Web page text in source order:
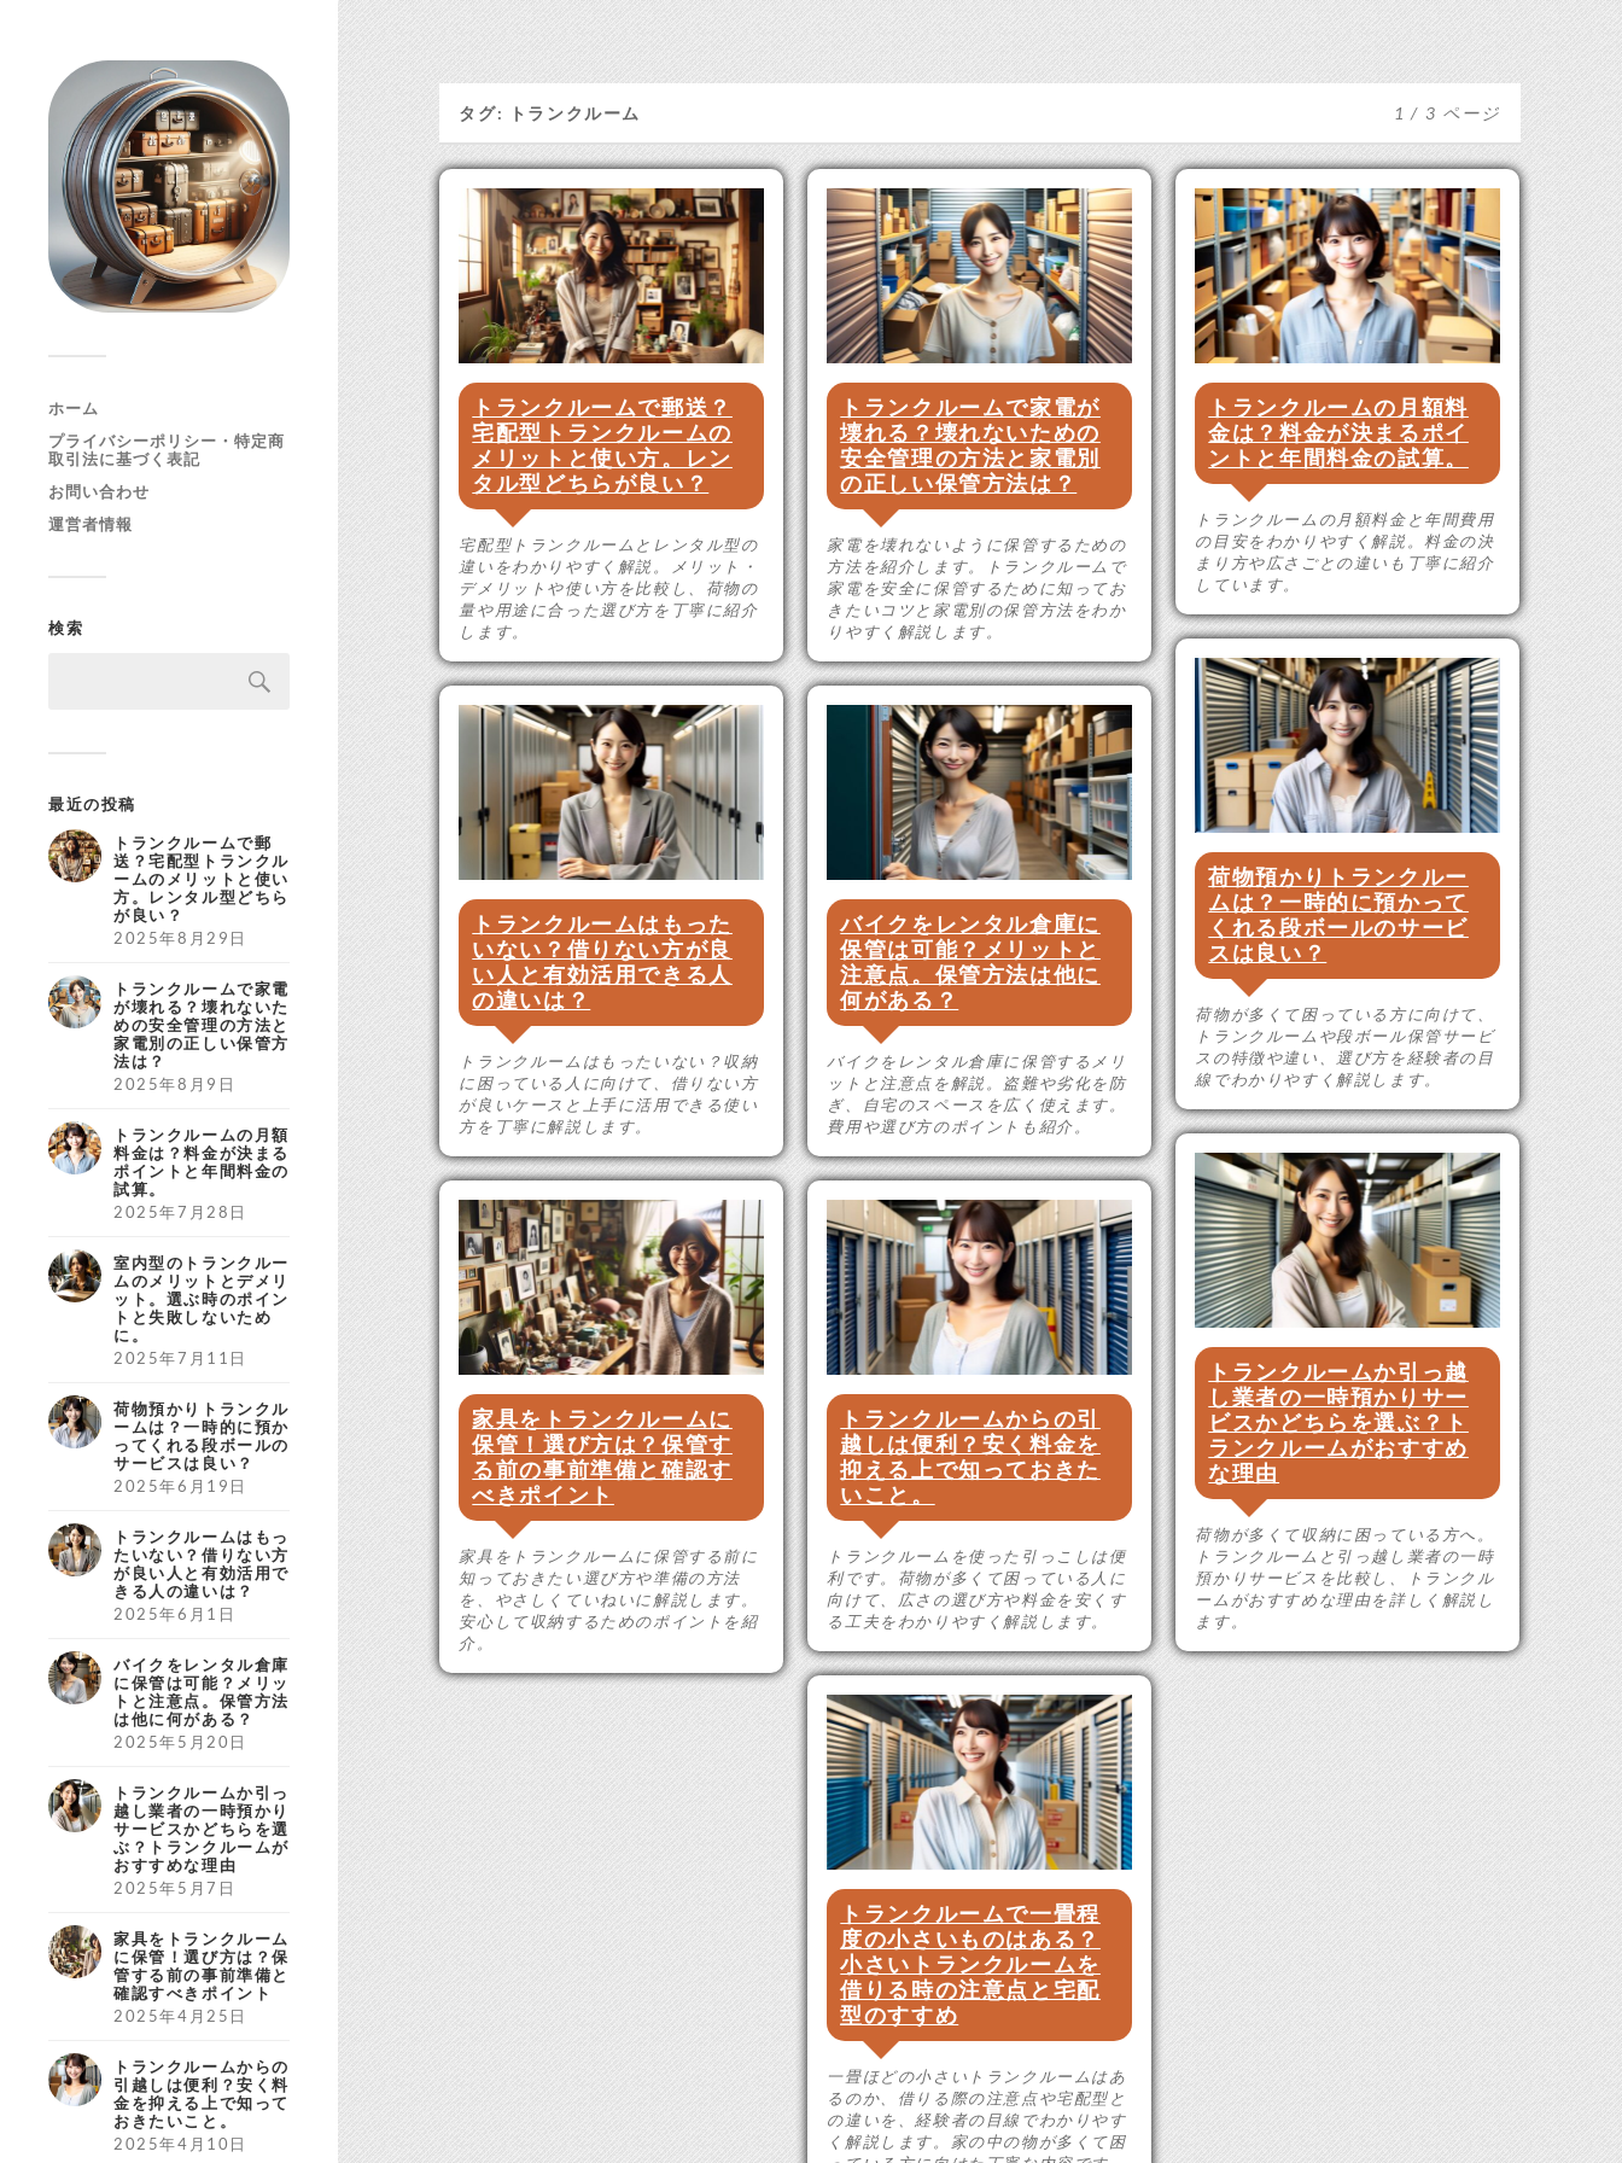
ホーム
プライバシーポリシー・特定商
取引法に基づく表記
お問い合わせ
運営者情報
検索
最近の投稿
トランクルームで郵
送？宅配型トランクル
ームのメリットと使い
方。レンタル型どちら
が良い？
2025年8月29日
トランクルームで家電
が壊れる？壊れないた
めの安全管理の方法と
家電別の正しい保管方
法は？
2025年8月9日
トランクルームの月額
料金は？料金が決まる
ポイントと年間料金の
試算。
2025年7月28日
室内型のトランクルー
ムのメリットとデメリ
ット。選ぶ時のポイン
トと失敗しないため
に。
2025年7月11日
荷物預かりトランクル
ームは？一時的に預か
ってくれる段ボールの
サービスは良い？
2025年6月19日
トランクルームはもっ
たいない？借りない方
が良い人と有効活用で
きる人の違いは？
2025年6月1日
バイクをレンタル倉庫
に保管は可能？メリッ
トと注意点。保管方法
は他に何がある？
2025年5月20日
トランクルームか引っ
越し業者の一時預かり
サービスかどちらを選
ぶ？トランクルームが
おすすめな理由
2025年5月7日
家具をトランクルーム
に保管！選び方は？保
管する前の事前準備と
確認すべきポイント
2025年4月25日
トランクルームからの
引越しは便利？安く料
金を抑える上で知って
おきたいこと。
2025年4月10日
タグ: トランクルーム 1 / 3 ページ
トランクルームで郵送？
宅配型トランクルームの
メリットと使い方。レン
タル型どちらが良い？
宅配型トランクルームとレンタル型の
違いをわかりやすく解説。メリット・
デメリットや使い方を比較し、荷物の
量や用途に合った選び方を丁寧に紹介
します。
トランクルームで家電が
壊れる？壊れないための
安全管理の方法と家電別
の正しい保管方法は？
家電を壊れないように保管するための
方法を紹介します。トランクルームで
家電を安全に保管するために知ってお
きたいコツと家電別の保管方法をわか
りやすく解説します。
トランクルームの月額料
金は？料金が決まるポイ
ントと年間料金の試算。
トランクルームの月額料金と年間費用
の目安をわかりやすく解説。料金の決
まり方や広さごとの違いも丁寧に紹介
しています。
荷物預かりトランクルー
ムは？一時的に預かって
くれる段ボールのサービ
スは良い？
荷物が多くて困っている方に向けて、
トランクルームや段ボール保管サービ
スの特徴や違い、選び方を経験者の目
線でわかりやすく解説します。
トランクルームはもった
いない？借りない方が良
い人と有効活用できる人
の違いは？
トランクルームはもったいない？収納
に困っている人に向けて、借りない方
が良いケースと上手に活用できる使い
方を丁寧に解説します。
バイクをレンタル倉庫に
保管は可能？メリットと
注意点。保管方法は他に
何がある？
バイクをレンタル倉庫に保管するメリ
ットと注意点を解説。盗難や劣化を防
ぎ、自宅のスペースを広く使えます。
費用や選び方のポイントも紹介。
トランクルームか引っ越
し業者の一時預かりサー
ビスかどちらを選ぶ？ト
ランクルームがおすすめ
な理由
荷物が多くて収納に困っている方へ。
トランクルームと引っ越し業者の一時
預かりサービスを比較し、トランクル
ームがおすすめな理由を詳しく解説し
ます。
家具をトランクルームに
保管！選び方は？保管す
る前の事前準備と確認す
べきポイント
家具をトランクルームに保管する前に
知っておきたい選び方や準備の方法
を、やさしくていねいに解説します。
安心して収納するためのポイントを紹
介。
トランクルームからの引
越しは便利？安く料金を
抑える上で知っておきた
いこと。
トランクルームを使った引っこしは便
利です。荷物が多くて困っている人に
向けて、広さの選び方や料金を安くす
る工夫をわかりやすく解説します。
トランクルームで一畳程
度の小さいものはある？
小さいトランクルームを
借りる時の注意点と宅配
型のすすめ
一畳ほどの小さいトランクルームはあ
るのか、借りる際の注意点や宅配型と
の違いを、経験者の目線でわかりやす
く解説します。家の中の物が多くて困